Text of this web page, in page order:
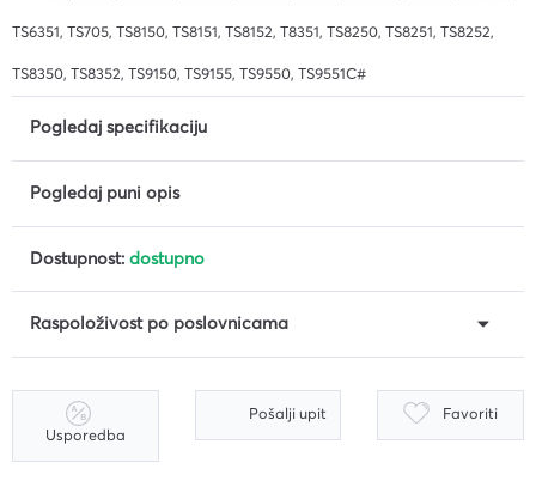
TS6351, TS705, TS8150, TS8151, TS8152, T8351, TS8250, TS8251, TS8252,
TS8350, TS8352, TS9150, TS9155, TS9550, TS9551C#
Pogledaj specifikaciju
Pogledaj puni opis
Dostupnost: dostupno
Raspoloživost po poslovnicama
Usporedba
Pošalji upit Favoriti